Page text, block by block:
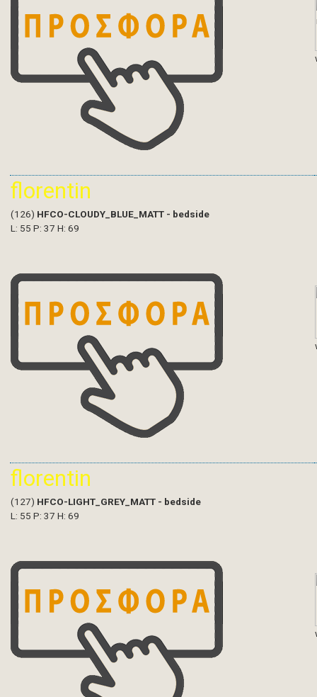
florentin
(126) HFCO-CLOUDY_BLUE_MATT - bedside
L: 55 P: 37 H: 69
florentin
(127) HFCO-LIGHT_GREY_MATT - bedside
L: 55 P: 37 H: 69